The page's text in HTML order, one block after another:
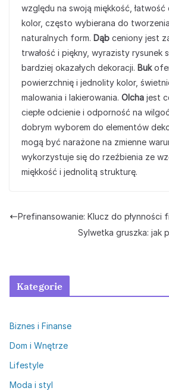
względu na swoją miękkość,
kolor, często wybierana do
naturalnych form. Dąb ceniony jest
trwałość i piękny, wyrazisty rysunek
bardziej okazałych dekoracji. Buk
powierzchnię i jednolity kolor,
malowania i lakierowania. Olcha jest
ciepłe odcienie i odporność na
dobrym wyborem do elementów
mogą być narażone na zmienne
wykorzystuje się do rzeźbienia ze
miękkość i jednolitą strukturę.
Prefinansowanie: Klucz do płynności
Sylwetka gruszka: jak
Kategorie
Biznes i Finanse
Dom i Wnętrze
Lifestyle
Moda i styl